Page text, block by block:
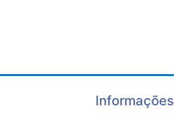
Informações